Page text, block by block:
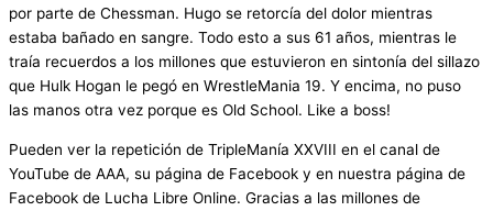
por parte de Chessman. Hugo se retorcía del dolor mientras
estaba bañado en sangre. Todo esto a sus 61 años, mientras le
traía recuerdos a los millones que estuvieron en sintonía del sillazo
que Hulk Hogan le pegó en WrestleMania 19. Y encima, no puso
las manos otra vez porque es Old School. Like a boss!
Pueden ver la repetición de TripleManía XXVIII en el canal de
YouTube de AAA, su página de Facebook y en nuestra página de
Facebook de Lucha Libre Online. Gracias a las millones de